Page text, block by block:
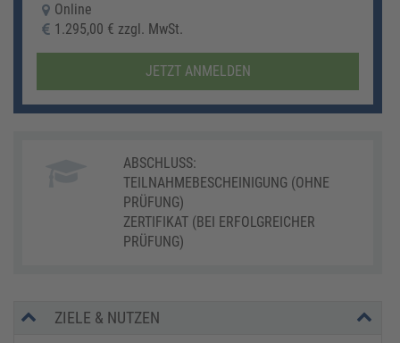
Online
1.295,00 € zzgl. MwSt.
JETZT ANMELDEN
ABSCHLUSS:
TEILNAHMEBESCHEINIGUNG (OHNE
PRÜFUNG)
ZERTIFIKAT (BEI ERFOLGREICHER
PRÜFUNG)
ZIELE & NUTZEN